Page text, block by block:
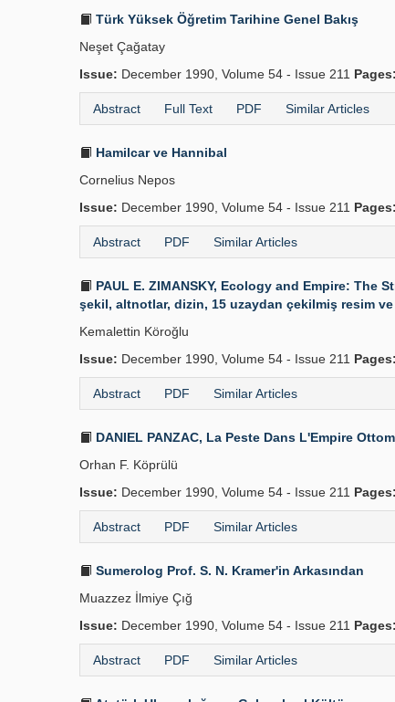
Türk Yüksek Öğretim Tarihine Genel Bakış
Neşet Çağatay
Issue: December 1990, Volume 54 - Issue 211 Pages:
Abstract Full Text PDF Similar Articles
Hamilcar ve Hannibal
Cornelius Nepos
Issue: December 1990, Volume 54 - Issue 211 Pages:
Abstract PDF Similar Articles
PAUL E. ZIMANSKY, Ecology and Empire: The
şekil, altnotlar, dizin, 15 uzaydan çekilmiş resim ve
Kemalettin Köroğlu
Issue: December 1990, Volume 54 - Issue 211 Pages:
Abstract PDF Similar Articles
DANIEL PANZAC, La Peste Dans L'Empire
Orhan F. Köprülü
Issue: December 1990, Volume 54 - Issue 211 Pages:
Abstract PDF Similar Articles
Sumerolog Prof. S. N. Kramer'in Arkasından
Muazzez İlmiye Çığ
Issue: December 1990, Volume 54 - Issue 211 Pages:
Abstract PDF Similar Articles